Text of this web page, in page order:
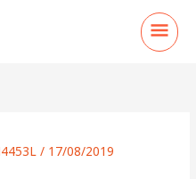
/ 17/08/2019